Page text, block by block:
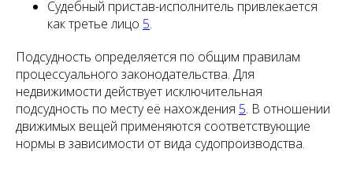
Судебный пристав-исполнитель привлекается
как третье лицо 5.
Подсудность определяется по общим правилам
процессуального законодательства. Для
недвижимости действует исключительная
подсудность по месту её нахождения 5. В отношении
движимых вещей применяются соответствующие
нормы в зависимости от вида судопроизводства.